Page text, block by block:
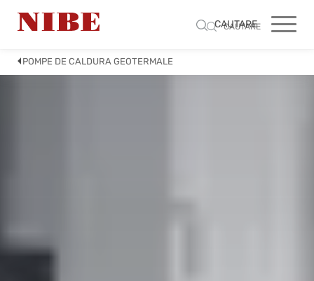
CAUTARE
CAUTARE
POMPE DE CALDURA GEOTERMALE